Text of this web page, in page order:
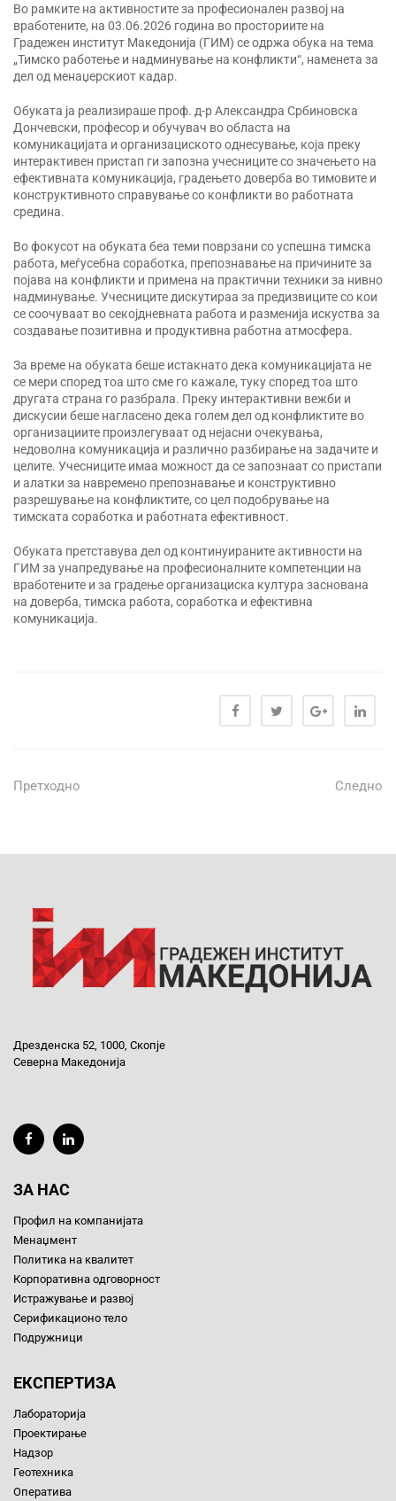
Во рамките на активностите за професионален развој на
вработените, на 03.06.2026 година во просториите на
Градежен институт Македонија (ГИМ) се одржа обука на тема
„Тимско работење и надминување на конфликти“, наменета за
дел од менаџерскиот кадар.
Обуката ја реализираше проф. д-р Александра Србиновска
Дончевски, професор и обучувач во областа на
комуникацијата и организациското однесување, која преку
интерактивен пристап ги запозна учесниците со значењето на
ефективната комуникација, градењето доверба во тимовите и
конструктивното справување со конфликти во работната
средина.
Во фокусот на обуката беа теми поврзани со успешна тимска
работа, меѓусебна соработка, препознавање на причините за
појава на конфликти и примена на практични техники за нивно
надминување. Учесниците дискутираа за предизвиците со кои
се соочуваат во секојдневната работа и разменија искуства за
создавање позитивна и продуктивна работна атмосфера.
За време на обуката беше истакнато дека комуникацијата не
се мери според тоа што сме го кажале, туку според тоа што
другата страна го разбрала. Преку интерактивни вежби и
дискусии беше нагласено дека голем дел од конфликтите во
организациите произлегуваат од нејасни очекувања,
недоволна комуникација и различно разбирање на задачите и
целите. Учесниците имаа можност да се запознаат со пристапи
и алатки за навремено препознавање и конструктивно
разрешување на конфликтите, со цел подобрување на
тимската соработка и работната ефективност.
Обуката претставува дел од континуираните активности на
ГИМ за унапредување на професионалните компетенции на
вработените и за градење организациска култура заснована
на доверба, тимска работа, соработка и ефективна
комуникација.
Претходно Следно
Дрезденска 52, 1000, Скопје
Северна Македонија
ЗА НАС
Профил на компанијата
Менаџмент
Политика на квалитет
Корпоративна одговорност
Истражување и развој
Серификационо тело
Подружници
ЕКСПЕРТИЗА
Лабораторија
Проектирање
Надзор
Геотехника
Оператива